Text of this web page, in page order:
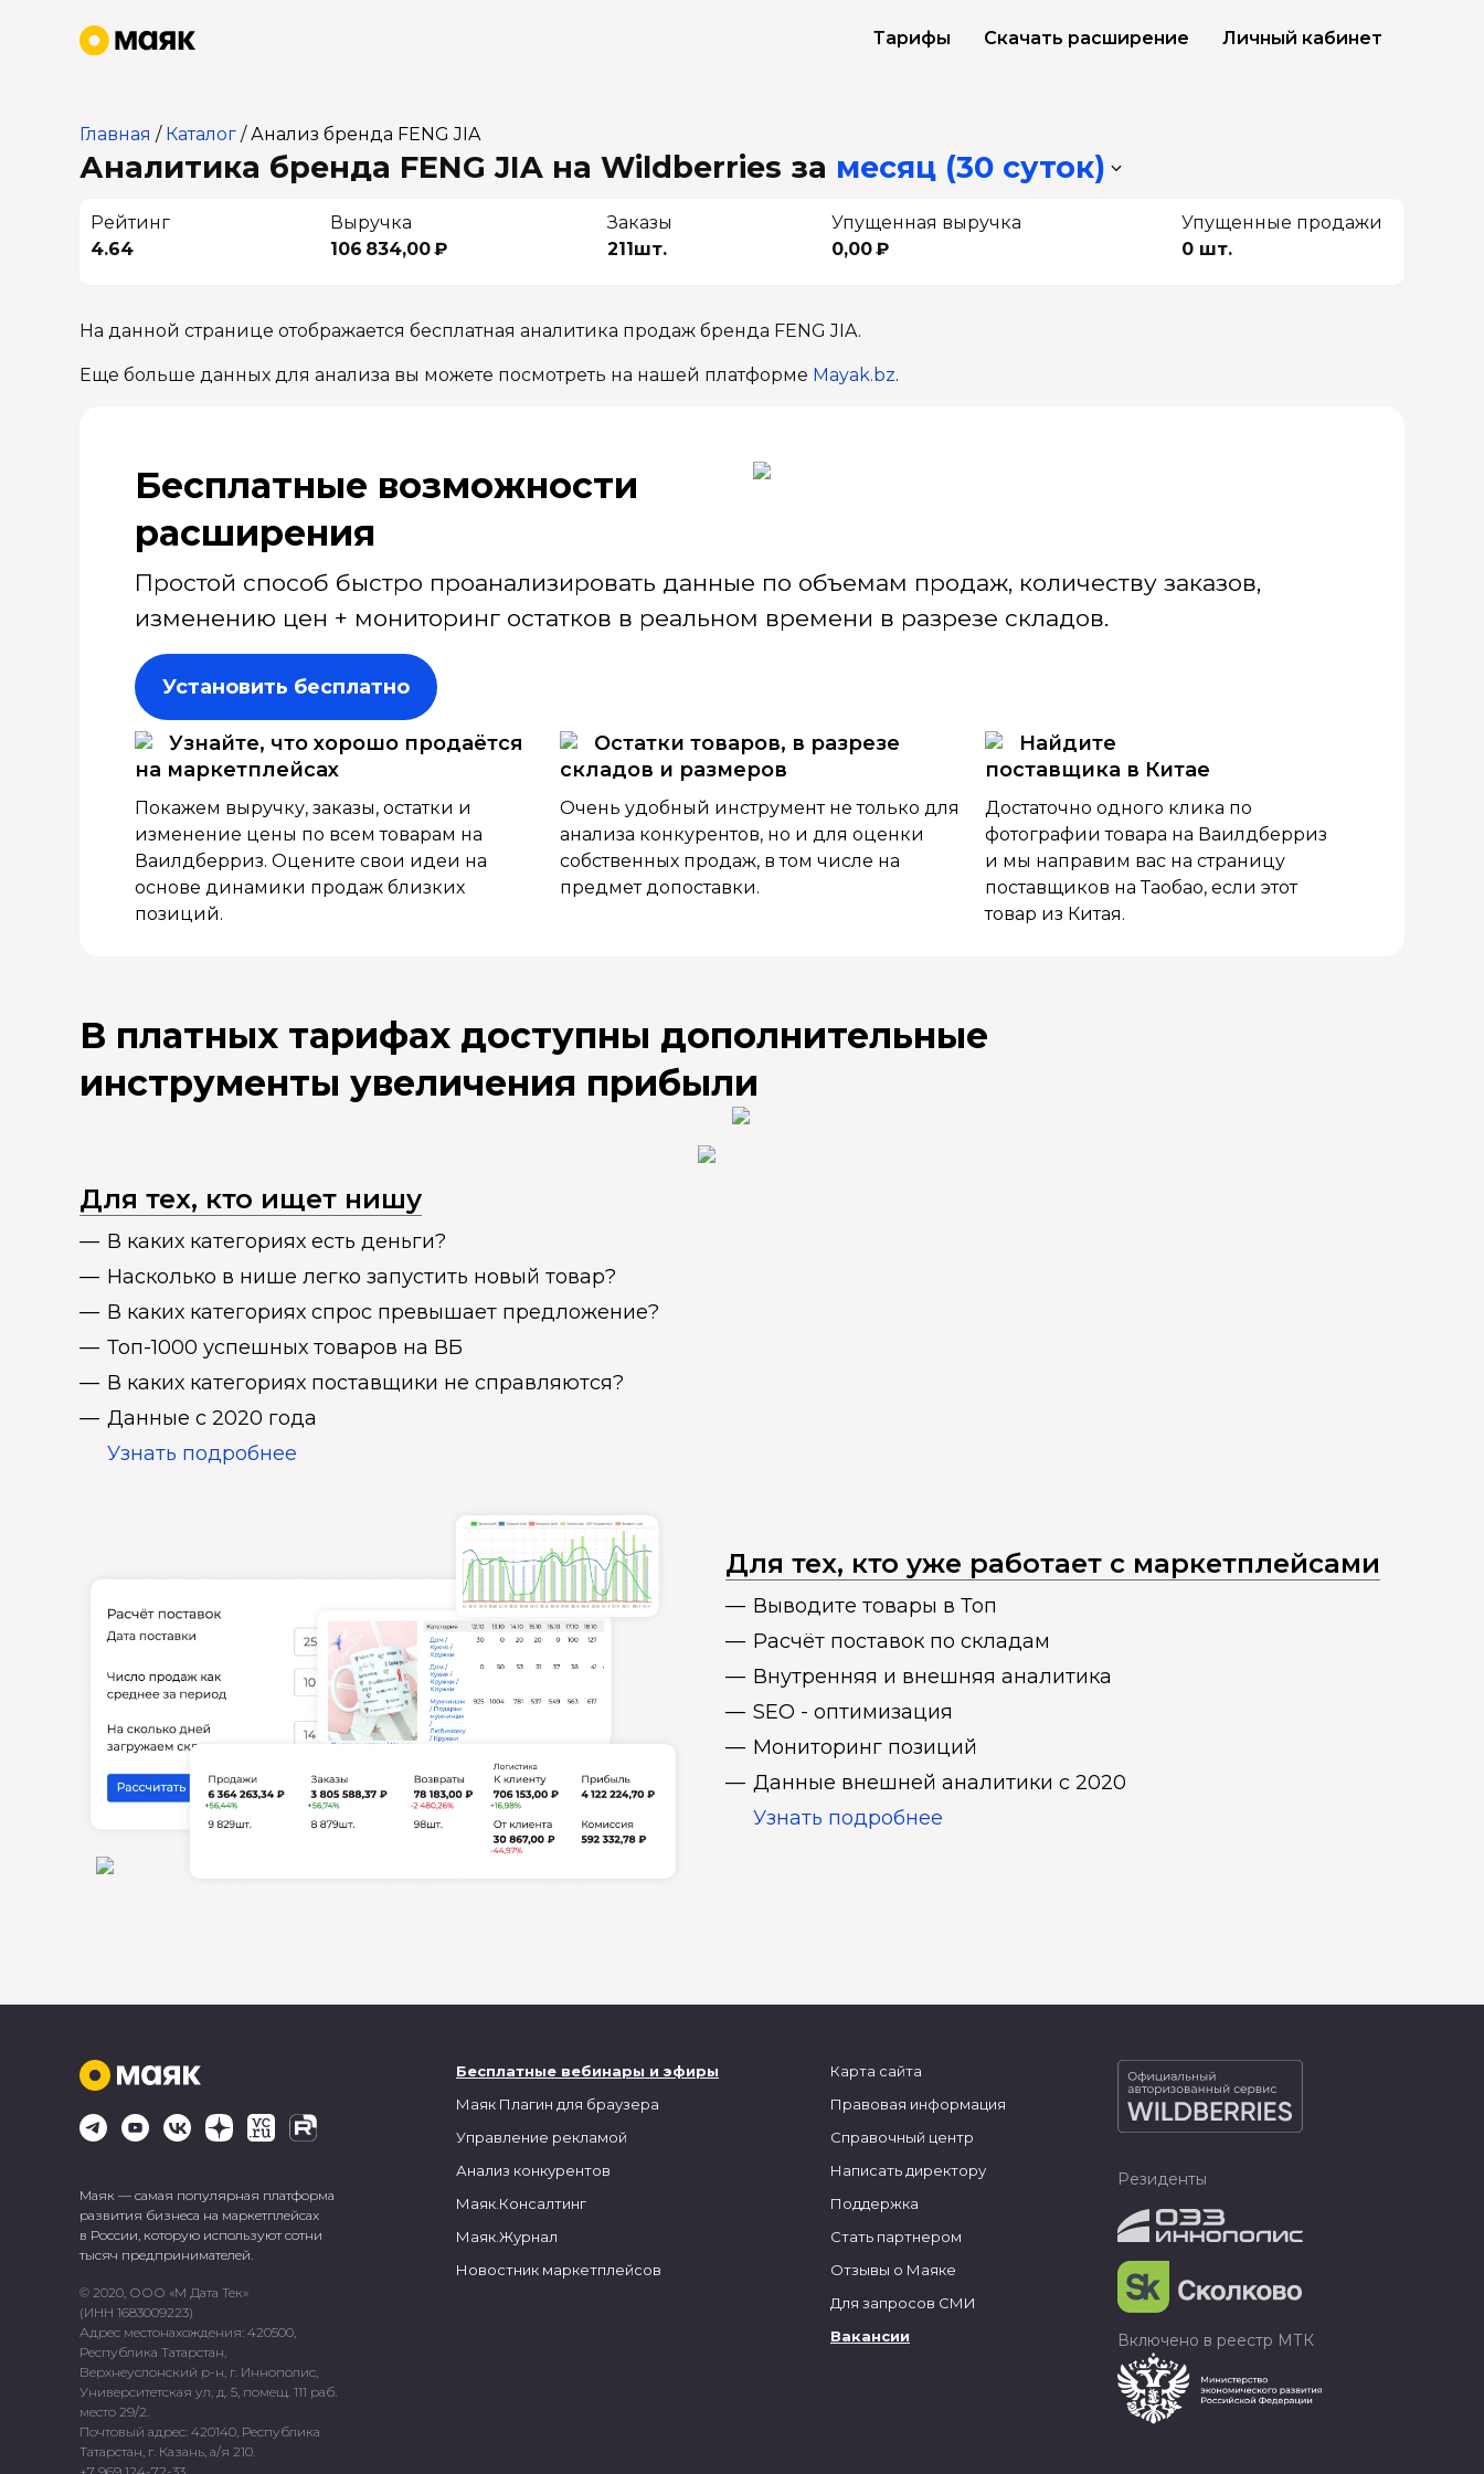
Тарифы Скачать расширение Личный кабинет
Главная / Каталог /Анализ бренда FENG JIA
Аналитика бренда FENG JIA на Wildberries за месяц (30 суток)
Рейтинг
4.64
Выручка
106 834,00 ₽
Заказы
211шт.
Упущенная выручка
0,00 ₽
Упущенные продажи
0 шт.
На данной странице отображается бесплатная аналитика продаж бренда FENG JIA.
Еще больше данных для анализа вы можете посмотреть на нашей платформе Mayak.bz.
Бесплатные возмож­ности
расширения
Простой способ быстро проанализировать данные по объемам продаж, количеству заказов,
изменению цен + мониторинг остатков в реальном времени в разрезе складов.
Установить бесплатно
Узнайте, что хорошо продаётся
на маркетплейсах
Покажем выручку, заказы, остатки и
изменение цены по всем товарам на
Ваилдберриз. Оцените свои идеи на
основе динамики продаж близких
позиций.
Остатки товаров, в разрезе
складов и размеров
Очень удобный инструмент не только для
анализа конкурентов, но и для оценки
собственных продаж, в том числе на
предмет допоставки.
Найдите
поставщика в Китае
Достаточно одного клика по
фотографии товара на Ваилдберриз
и мы направим вас на страницу
поставщиков на Таобао, если этот
товар из Китая.
В платных тарифах доступны дополнительные
инструменты увеличения прибыли
Для тех, кто ищет нишу
В каких категориях есть деньги?
Насколько в нише легко запустить новый товар?
В каких категориях спрос превышает предложение?
Топ-1000 успешных товаров на ВБ
В каких категориях поставщики не справляются?
Данные с 2020 года
Узнать подробнее
Для тех, кто уже работает с маркетплейсами
Выводите товары в Топ
Расчёт поставок по складам
Внутренняя и внешняя аналитика
SEO - оптимизация
Мониторинг позиций
Данные внешней аналитики с 2020
Узнать подробнее
Маяк — самая популярная платформа
развития бизнеса на маркетплейсах
в России, которую используют сотни
тысяч предпринимателей.
© 2020, ООО «М Дата Тек»
(ИНН 1683009223)
Адрес местонахождения: 420500,
Республика Татарстан,
Верхнеуслонский р-н, г. Иннополис,
Университетская ул, д. 5, помещ. 111 раб.
место 29/2.
Почтовый адрес: 420140, Республика
Татарстан, г. Казань, а/я 210.
Бесплатные вебинары и эфиры
Маяк Плагин для браузера
Управление рекламой
Анализ конкурентов
Маяк.Консалтинг
Маяк.Журнал
Новостник маркетплейсов
Карта сайта
Правовая информация
Справочный центр
Написать директору
Поддержка
Стать партнером
Отзывы о Маяке
Для запросов СМИ
Вакансии
Резиденты
Включено в реестр МТК